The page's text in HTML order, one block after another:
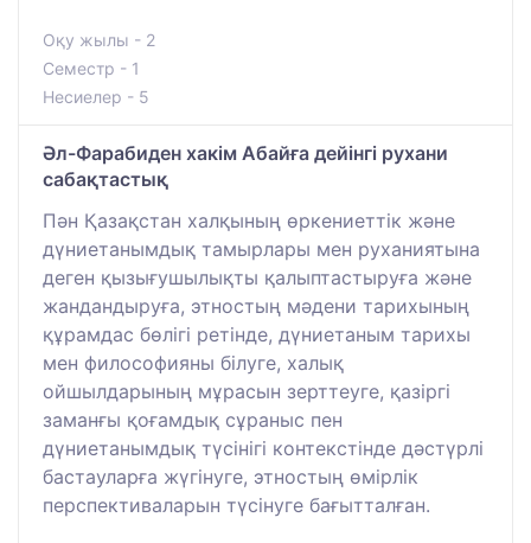
Оқу жылы - 2
Семестр - 1
Несиелер - 5
Әл-Фарабиден хакім Абайға дейінгі рухани
сабақтастық
Пән Қазақстан халқының өркениеттік және
дүниетанымдық тамырлары мен руханиятына
деген қызығушылықты қалыптастыруға және
жандандыруға, этностың мәдени тарихының
құрамдас бөлігі ретінде, дүниетаным тарихы
мен философияны білуге, халық
ойшылдарының мұрасын зерттеуге, қазіргі
заманғы қоғамдық сұраныс пен
дүниетанымдық түсінігі контекстінде дәстүрлі
бастауларға жүгінуге, этностың өмірлік
перспективаларын түсінуге бағытталған.